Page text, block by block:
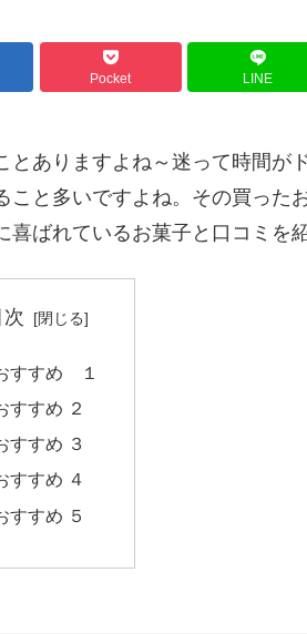
Pocket LINE
ありますよね～迷って時間が
と多いですよね。その買った
ばれているお菓子と口コミを
次
すすめ １
すすめ ２
すすめ ３
すすめ ４
すすめ ５